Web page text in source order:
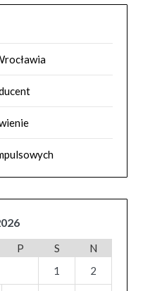
P S
N
1
2